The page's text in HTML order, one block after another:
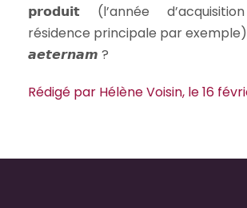
𝗽𝗿𝗼𝗱𝘂𝗶𝘁 (l’année
résidence principale par
𝙖𝙚𝙩𝙚𝙧𝙣𝙖𝙢 ?
Rédigé par Hélène Voisin, le 16